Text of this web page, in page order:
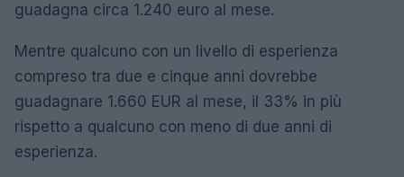
guadagna circa 1.240 euro al mese.
Mentre qualcuno con un livello di esperienza
compreso tra due e cinque anni dovrebbe
guadagnare 1.660 EUR al mese, il 33% in più
rispetto a qualcuno con meno di due anni di
esperienza.